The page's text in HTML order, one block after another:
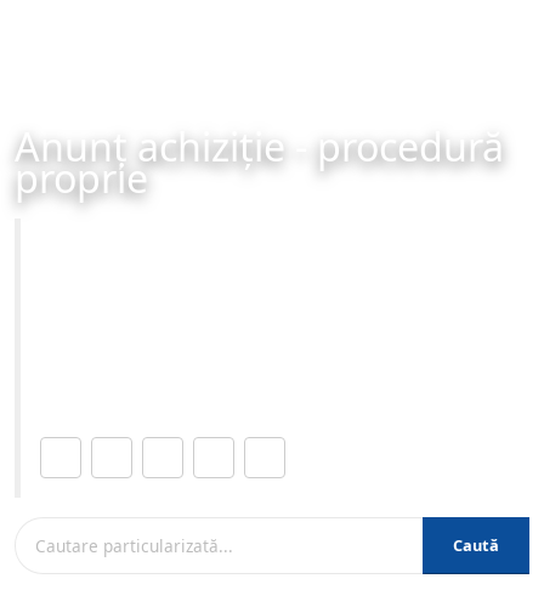
Anunț achiziție - procedură
proprie
Caută